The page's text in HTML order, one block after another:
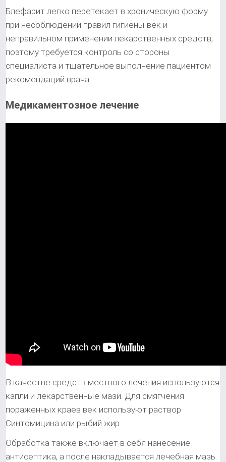
Блефарит легко перетекает в хроническую форму
при несоблюдении правил гигиены век и
неправильном применении лекарственных средств,
поэтому требуется контроль со стороны
специалиста и тщательное выполнение пациентом
рекомендаций врача.
Медикаментозное лечение
В качестве средств местного лечения используются
капли и лекарственные мази. Для смягчения
пораженных краев век используют раствор
Синтомицина или рыбий жир.
Обработка также включает в себя нанесение
антисептика, а после накладывается лечебная мазь.